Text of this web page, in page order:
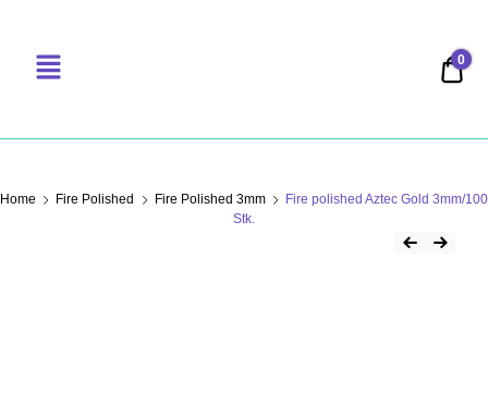
0
Home Fire Polished Fire Polished 3mm
Fire polished Aztec Gold 3mm/100
Stk.